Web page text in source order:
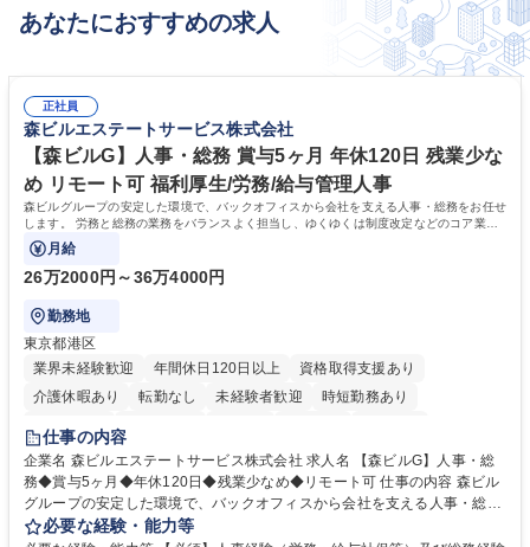
あなたにおすすめの求人
正社員
森ビルエステートサービス株式会社
【森ビルG】人事・総務 賞与5ヶ月 年休120日 残業少な
め リモート可 福利厚生/労務/給与管理人事
森ビルグループの安定した環境で、バックオフィスから会社を支える人事・総務をお任せ
します。 労務と総務の業務をバランスよく担当し、ゆくゆくは制度改定などのコア業務
にも挑戦できる、やりがいある環境です。
月給
26万2000円～36万4000円
勤務地
東京都港区
業界未経験歓迎
年間休日120日以上
資格取得支援あり
介護休暇あり
転勤なし 未経験者歓迎
時短勤務あり
経験者歓迎
完全週休2日制
交通費支給 長期歓迎 駅近5分以内 土日祝休み
仕事の内容
企業名 森ビルエステートサービス株式会社 求人名 【森ビルG】人事・総
務◆賞与5ヶ月◆年休120日◆残業少なめ◆リモート可 仕事の内容 森ビル
グループの安定した環境で、バックオフィスから会社を支える人事・総務
をお任せします。 労務と総務の業務をバランスよく担当し、ゆくゆくは制
必要な経験・能力等